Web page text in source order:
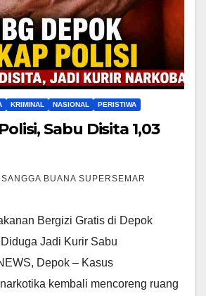
KRIMINAL NASIONAL PERISTIWA
Sabu Disita 1,03
SANGGA BUANA SUPERSEMAR
Bergizi Gratis di Depok
Jadi Kurir Sabu
Depok – Kasus
kembali mencoreng ruang